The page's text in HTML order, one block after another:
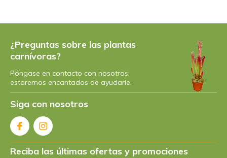
¿Preguntas sobre las plantas
carnívoras?
Póngase en contacto con nosotros:
estaremos encantados de ayudarle.
Siga con nosotros
Reciba las últimas ofertas y promociones